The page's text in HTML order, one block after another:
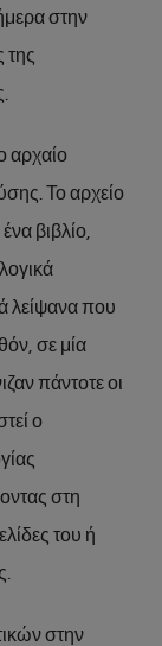
στην
της
αρχαίο
Το αρχείο
βιβλίο,
λείψανα που
σε μία
πάντοτε οι
ο
στη
του ή
στην